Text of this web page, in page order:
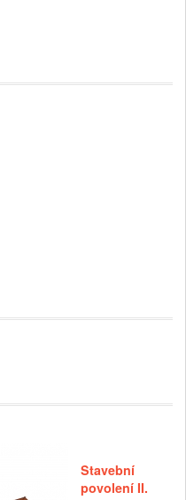
Stavební
povolení II.